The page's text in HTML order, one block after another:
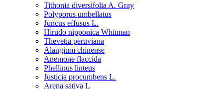
Tithonia diversifolia A. Gray
Polyporus umbellatus
Juncus effusus L.
Hirudo nipponica Whitman
Thevetia peruviana
Alangium chinense
Anemone flaccida
Phellinus linteus
Justicia procumbens L.
Arena sativa L